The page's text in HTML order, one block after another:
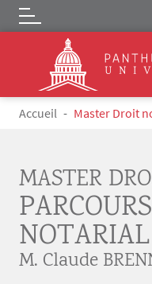
Aller au contenu principal
Logo
Fil d'Ariane
Accueil Master Droit
MASTER
NOTARIAL
M. Claude